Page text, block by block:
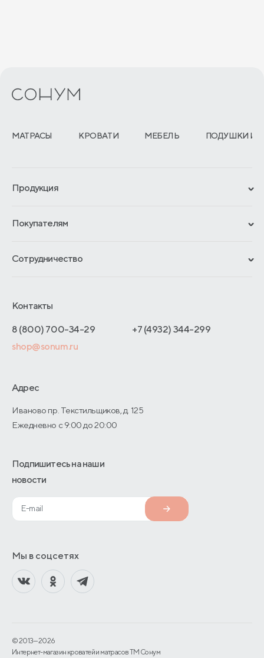
МАТРАСЫ КРОВАТИ МЕБЕЛЬ ПОДУШКИ И
Продукция
Гарантии
Отзывы покупателей
Покупателям
Обмен и возврат
Адреса магазинов
Договор-оферты
Сотрудничество
Отельерам
Оптовые продажи
О производстве
Контакты
8 (800) 700-34-29
+7 (4932) 344-299
shop@sonum.ru
Адрес
Иваново пр. Текстильщиков, д. 125
Ежедневно с 9:00 до 20:00
Подпишитесь на наши
новости
Мы в соцсетях
© 2013—2026
Интернет-магазин кроватей и матрасов TM Сонум